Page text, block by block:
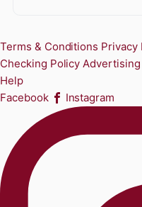
Terms & Conditions Privacy
Checking Policy
Help
Facebook
Instagram